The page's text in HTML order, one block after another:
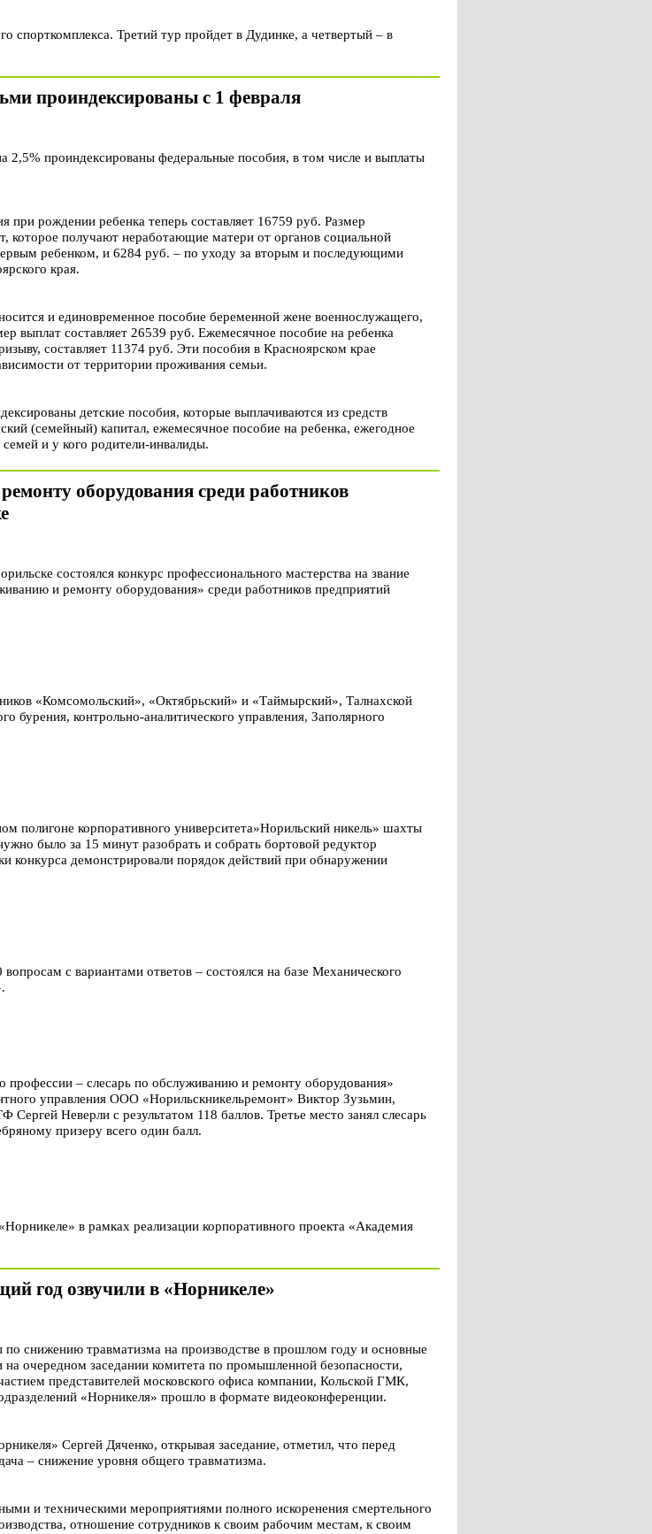
спорткомплекса. Третий тур пройдет в Дудинке, а четвертый – в
проиндексированы с 1 февраля
проиндексированы федеральные пособия, в том числе и выплаты
рождении ребенка теперь составляет 16759 руб. Размер
которое получают неработающие матери от органов социальной
ребенком, и 6284 руб. – по уходу за вторым и последующими
края.
и единовременное пособие беременной жене военнослужащего,
выплат составляет 26539 руб. Ежемесячное пособие на ребенка
составляет 11374 руб. Эти пособия в Красноярском крае
от территории проживания семьи.
детские пособия, которые выплачиваются из средств
(семейный) капитал, ежемесячное пособие на ребенка, ежегодное
и у кого родители-инвалиды.
оборудования среди работников
состоялся конкурс профессионального мастерства на звание
и ремонту оборудования» среди работников предприятий
«Комсомольский», «Октябрьский» и «Таймырский», Талнахской
бурения, контрольно-аналитического управления, Заполярного
полигоне корпоративного университета»Норильский никель» шахты
было за 15 минут разобрать и собрать бортовой редуктор
конкурса демонстрировали порядок действий при обнаружении
с вариантами ответов – состоялся на базе Механического
– слесарь по обслуживанию и ремонту оборудования»
управления ООО «Норильскникельремонт» Виктор Зузьмин,
Неверли с результатом 118 баллов. Третье место занял слесарь
призеру всего один балл.
в рамках реализации корпоративного проекта «Академия
год озвучили в «Норникеле»
снижению травматизма на производстве в прошлом году и основные
очередном заседании комитета по промышленной безопасности,
представителей московского офиса компании, Кольской ГМК,
«Норникеля» прошло в формате видеоконференции.
Сергей Дяченко, открывая заседание, отметил, что перед
– снижение уровня общего травматизма.
и техническими мероприятиями полного искоренения смертельного
отношение сотрудников к своим рабочим местам, к своим